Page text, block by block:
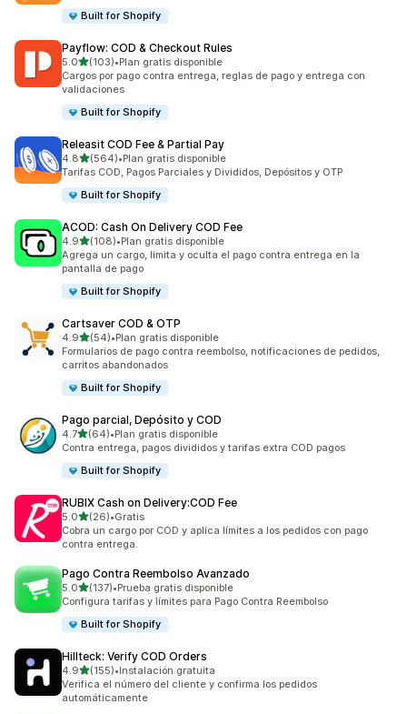
Built for Shopify
Payflow: COD & Checkout Rules
5.0de 5 estrellas
(103)
103 reseñas en total
•Plan gratis disponible
Cargos por pago contra entrega, reglas de pago y entrega con
validaciones
Built for Shopify
Releasit COD Fee & Partial Pay
4.8de 5 estrellas
(564)
564 reseñas en total
•Plan gratis disponible
Tarifas COD, Pagos Parciales y Divididos, Depósitos y OTP
Built for Shopify
ACOD: Cash On Delivery COD Fee
4.9de 5 estrellas
(108)
108 reseñas en total
•Plan gratis disponible
Agrega un cargo, limita y oculta el pago contra entrega en la
pantalla de pago
Built for Shopify
Cartsaver COD & OTP
4.9de 5 estrellas
(54)
54 reseñas en total
•Plan gratis disponible
Formularios de pago contra reembolso, notificaciones de pedidos,
carritos abandonados
Built for Shopify
Pago parcial, Depósito y COD
4.7de 5 estrellas
(64)
64 reseñas en total
•Plan gratis disponible
Contra entrega, pagos divididos y tarifas extra COD pagos
Built for Shopify
RUBIX Cash on Delivery:COD Fee
5.0de 5 estrellas
(26)
26 reseñas en total
•Gratis
Cobra un cargo por COD y aplica límites a los pedidos con pago
contra entrega.
Pago Contra Reembolso Avanzado
5.0de 5 estrellas
(137)
137 reseñas en total
•Prueba gratis disponible
Configura tarifas y límites para Pago Contra Reembolso
Built for Shopify
Hillteck: Verify COD Orders
4.9de 5 estrellas
(155)
155 reseñas en total
•Instalación gratuita
Verifica el número del cliente y confirma los pedidos
automáticamente